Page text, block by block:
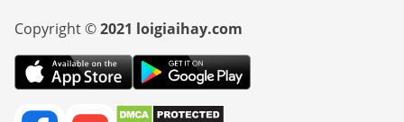
Copyright ©2021 loigiaihay.com